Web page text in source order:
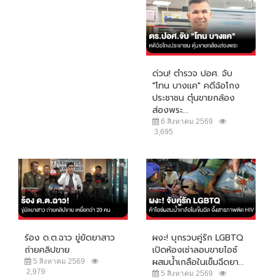
ด่วน! ตำรวจ ปอศ. จับ
"โทน บางแค" คดีฉ้อโกง
ประชาชน ตุ๋นขายกล้อง
ส่องพระ...
6 สิงหาคม 2569
3,695
ร้อง ด.ต.ฉาว ขู่ยัดยาสาว
ถ่ายคลิปขาย
5 สิงหาคม 2569
2,979
ผงะ! บุกรวบคู่รัก LGBTQ
เปิดห้องเช่าลอบขายไอซ์
ผสมน้ำเกลือในเข็มฉีดยา...
5 สิงหาคม 2569